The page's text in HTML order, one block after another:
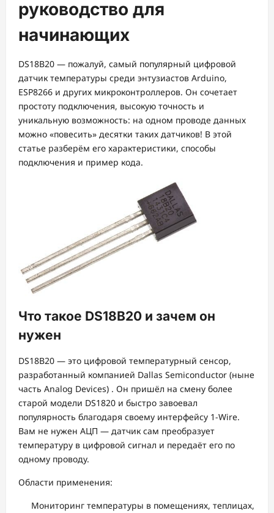
руководство для
начинающих
DS18B20 — пожалуй, самый популярный цифровой
датчик температуры среди энтузиастов Arduino,
ESP8266 и других микроконтроллеров. Он сочетает
простоту подключения, высокую точность и
уникальную возможность: на одном проводе данных
можно «повесить» десятки таких датчиков! В этой
статье разберём его характеристики, способы
подключения и пример кода.
Что такое DS18B20 и зачем он
нужен
DS18B20 — это цифровой температурный сенсор,
разработанный компанией Dallas Semiconductor (ныне
часть Analog Devices) . Он пришёл на смену более
старой модели DS1820 и быстро завоевал
популярность благодаря своему интерфейсу 1-Wire.
Вам не нужен АЦП — датчик сам преобразует
температуру в цифровой сигнал и передаёт его по
одному проводу.
Области применения:
Мониторинг температуры в помещениях, теплицах,